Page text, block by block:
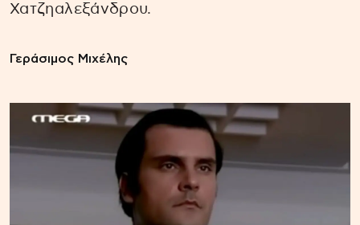
Χατζηαλεξάνδρου.
Γεράσιμος Μιχέλης